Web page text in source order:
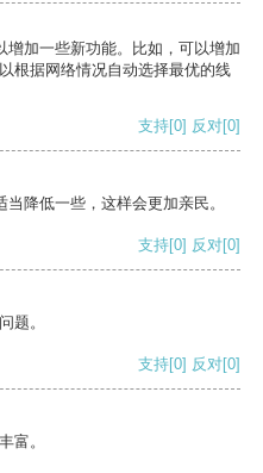
加一些新功能。比如，可以增加
根据网络情况自动选择最优的线
支持[0] 反对[0]
降低一些，这样会更加亲民。
支持[0] 反对[0]
题。
支持[0] 反对[0]
富。